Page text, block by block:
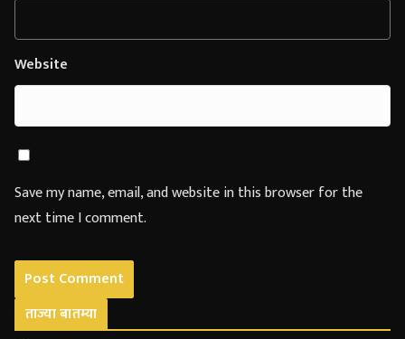
Website
Save my name, email, and website in this browser for the
next time I comment.
ताज्या बातम्या